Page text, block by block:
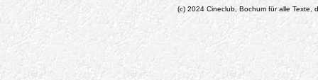
(c) 2024 Cineclub, Bochum für alle Texte,